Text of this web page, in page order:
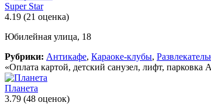
Super Star
4.19 (21 оценка)
Юбилейная улица, 18
Рубрики: Антикафе, Караоке-клубы,
«Оплата картой, детский санузел, лифт,
Планета
3.79 (48 оценок)